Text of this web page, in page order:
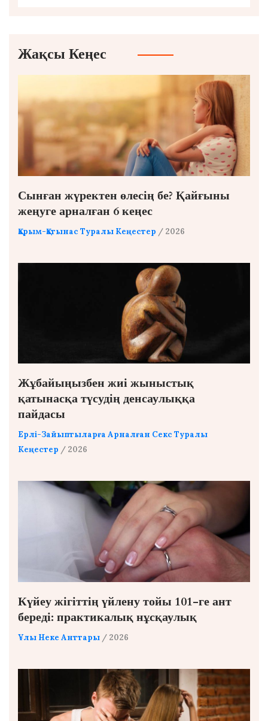
Жақсы Кеңес
Сынған жүректен өлесің бе? Қайғыны
жеңуге арналған 6 кеңес
Қарым-Қатынас Туралы Кеңестер / 2026
Жұбайыңызбен жиі жыныстық
қатынасқа түсудің денсаулыққа
пайдасы
Ерлі-Зайыптыларға Арналған Секс Туралы
Кеңестер / 2026
Күйеу жігіттің үйлену тойы 101-ге ант
береді: практикалық нұсқаулық
Ұлы Неке Анттары / 2026